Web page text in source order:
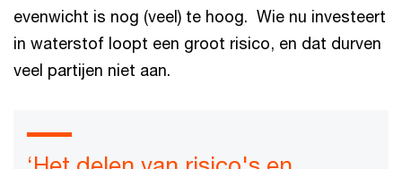
evenwicht is nog (veel) te hoog. Wie nu investeert
in waterstof loopt een groot risico, en dat durven
veel partijen niet aan.